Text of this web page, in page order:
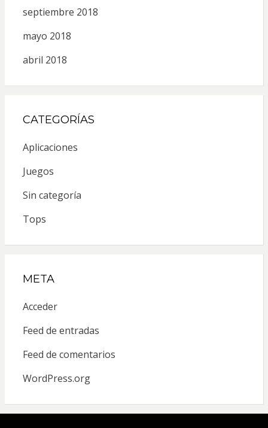
septiembre 2018
mayo 2018
abril 2018
CATEGORÍAS
Aplicaciones
Juegos
Sin categoría
Tops
META
Acceder
Feed de entradas
Feed de comentarios
WordPress.org